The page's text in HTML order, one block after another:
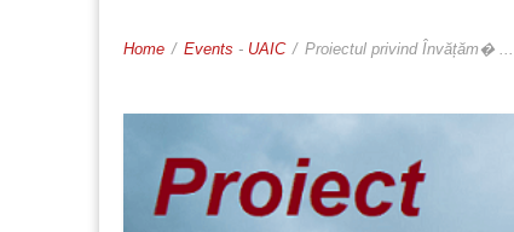
Home / Events - UAIC / Proiectul privind Învățăm� ...